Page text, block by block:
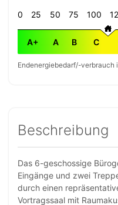
0 25 50 75 100
A+ A B C
Endenergiebedarf/-verbrauch
Beschreibung
Das 6-geschossige
Eingänge und zwei
durch einen
Vortragssaal mit